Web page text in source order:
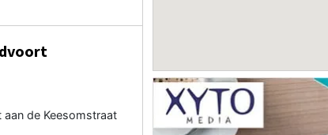
de Keesomstraat